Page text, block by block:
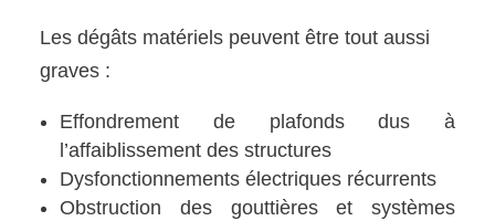
Les dégâts matériels peuvent être tout aussi
graves :
Effondrement de plafonds dus à
l’affaiblissement des structures
Dysfonctionnements électriques récurrents
Obstruction des gouttières et systèmes